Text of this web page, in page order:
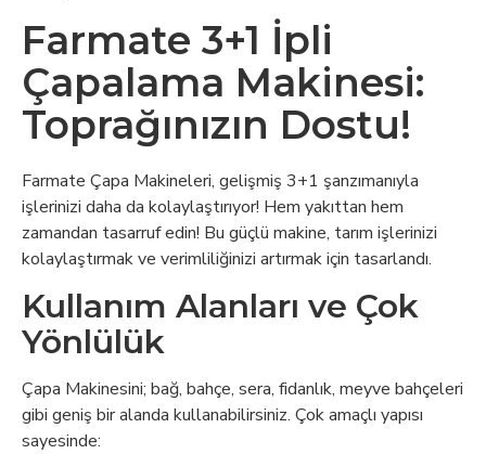
Farmate 3+1 İpli
Çapalama Makinesi:
Toprağınızın Dostu!
Farmate Çapa Makineleri, gelişmiş 3+1 şanzımanıyla
işlerinizi daha da kolaylaştırıyor! Hem yakıttan hem
zamandan tasarruf edin! Bu güçlü makine, tarım işlerinizi
kolaylaştırmak ve verimliliğinizi artırmak için tasarlandı.
Kullanım Alanları ve Çok
Yönlülük
Çapa Makinesini; bağ, bahçe, sera, fidanlık, meyve bahçeleri
gibi geniş bir alanda kullanabilirsiniz. Çok amaçlı yapısı
sayesinde: